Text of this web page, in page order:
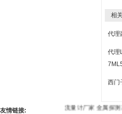
相关
代理
代理
西门
友情链接: 流量计厂家金属